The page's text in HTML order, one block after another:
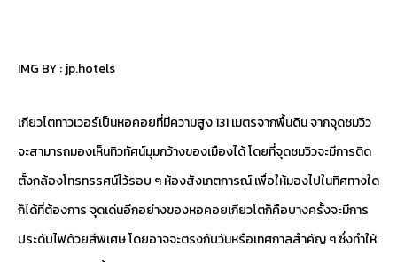
IMG BY :jp.hotels
เกียวโตทาวเวอร์เป็นหอคอยที่มีความสูง 131 เมตรจากพื้นดิน จากจุดชมวิว
จะสามารถมองเห็นทิวทัศน์มุมกว้างของเมืองได้ โดยที่จุดชมวิวจะมีการติด
ตั้งกล้องโทรทรรศน์ไว้รอบ ๆ ห้องสังเกตการณ์ เพื่อให้มองไปในทิศทางใด
ก็ได้ที่ต้องการ จุดเด่นอีกอย่างของหอคอยเกียวโตก็คือบางครั้งจะมีการ
ประดับไฟด้วยสีพิเศษ โดยอาจจะตรงกับวันหรือเทศกาลสำคัญ ๆ ซึ่งทำให้